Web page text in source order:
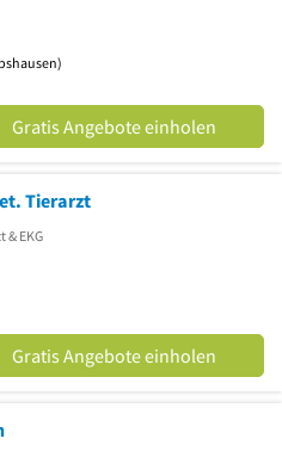
Gratis Angebote einholen
Tierarzt
& EKG
Gratis Angebote einholen